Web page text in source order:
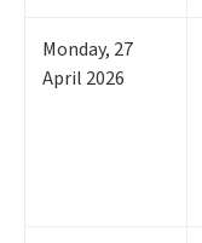
Monday, 27
April 2026